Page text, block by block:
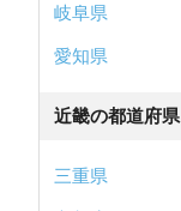
岐阜県
愛知県
近畿の都道府県
三重県